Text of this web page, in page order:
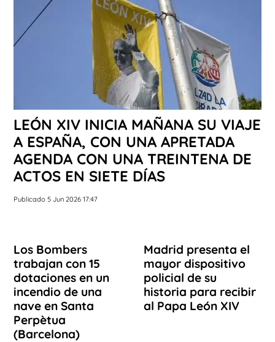
LEÓN XIV INICIA MAÑANA SU VIAJE
A ESPAÑA, CON UNA APRETADA
AGENDA CON UNA TREINTENA DE
ACTOS EN SIETE DÍAS
Publicado 5 Jun 2026 17:47
Los Bombers
trabajan con 15
dotaciones en un
incendio de una
nave en Santa
Perpètua
(Barcelona)
Madrid presenta el
mayor dispositivo
policial de su
historia para recibir
al Papa León XIV